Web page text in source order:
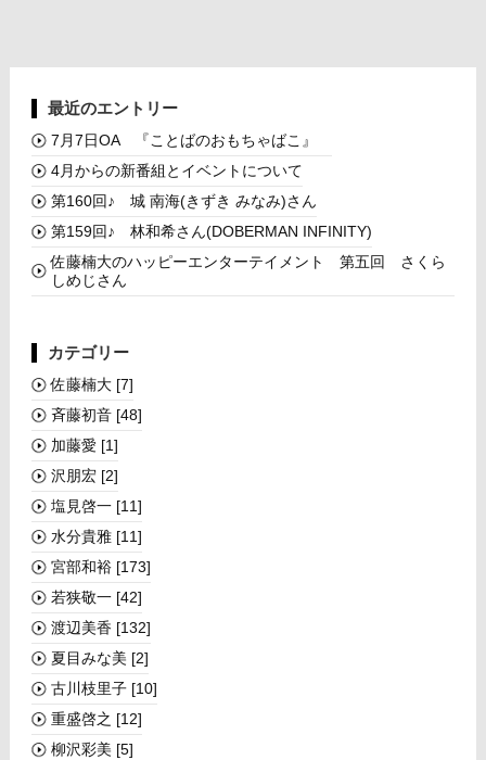
最近のエントリー
7月7日OA 『ことばのおもちゃばこ』
4月からの新番組とイベントについて
第160回♪ 城 南海(きずき みなみ)さん
第159回♪ 林和希さん(DOBERMAN INFINITY)
佐藤楠大のハッピーエンターテイメント 第五回 さくら
しめじさん
カテゴリー
佐藤楠大 [7]
斉藤初音 [48]
加藤愛 [1]
沢朋宏 [2]
塩見啓一 [11]
水分貴雅 [11]
宮部和裕 [173]
若狭敬一 [42]
渡辺美香 [132]
夏目みな美 [2]
古川枝里子 [10]
重盛啓之 [12]
柳沢彩美 [5]